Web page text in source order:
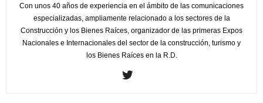
Con unos 40 años de experiencia en el ámbito de las comunicaciones
especializadas, ampliamente relacionado a los sectores de la
Construcción y los Bienes Raíces, organizador de las primeras Expos
Nacionales e Internacionales del sector de la construcción, turismo y
los Bienes Raíces en la R.D.